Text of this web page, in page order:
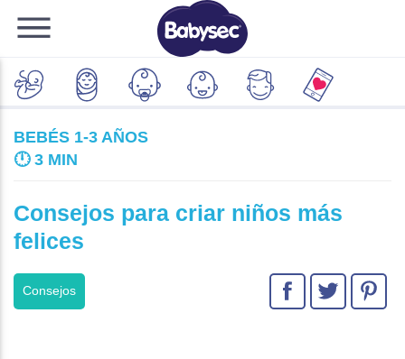
BEBÉS 1-3 AÑOS
🕛 3 MIN
Consejos para criar niños más
felices
Consejos